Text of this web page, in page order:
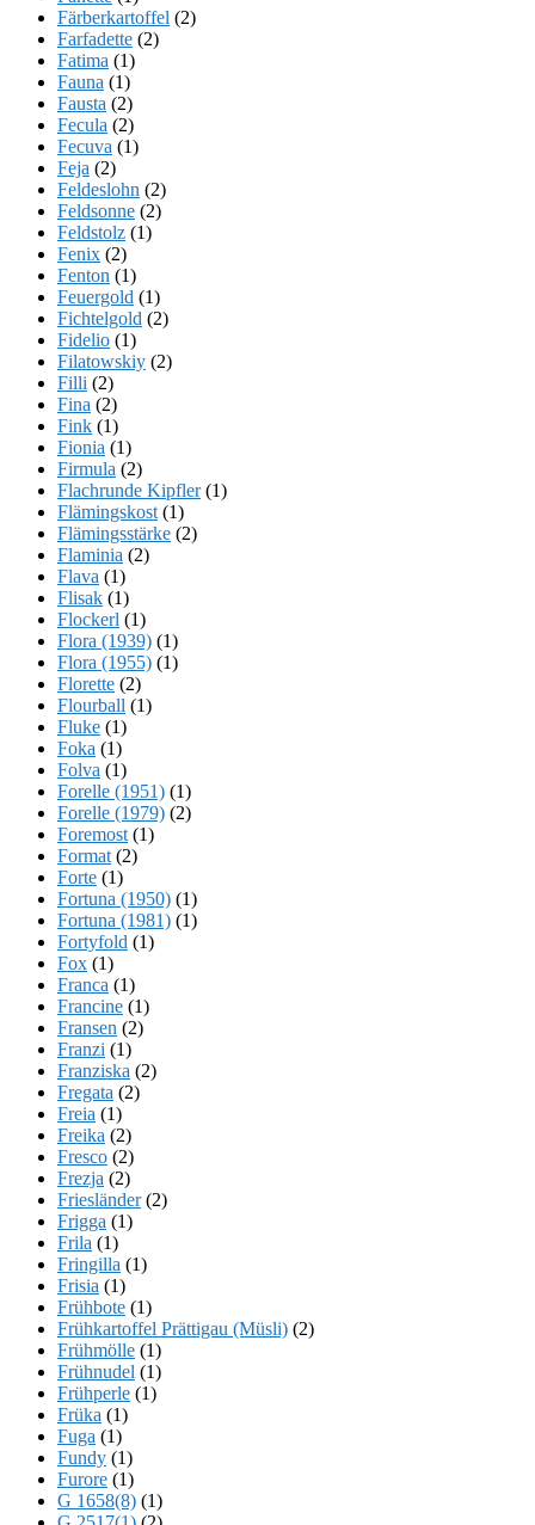
Färberkartoffel (2)
Farfadette (2)
Fatima (1)
Fauna (1)
Fausta (2)
Fecula (2)
Fecuva (1)
Feja (2)
Feldeslohn (2)
Feldsonne (2)
Feldstolz (1)
Fenix (2)
Fenton (1)
Feuergold (1)
Fichtelgold (2)
Fidelio (1)
Filatowskiy (2)
Filli (2)
Fina (2)
Fink (1)
Fionia (1)
Firmula (2)
Flachrunde Kipfler(1)
Flämingskost (1)
Flämingsstärke (2)
Flaminia (2)
Flava (1)
Flisak (1)
Flockerl (1)
Flora (1939) (1)
Flora (1955) (1)
Florette (2)
Flourball (1)
Fluke (1)
Foka (1)
Folva (1)
Forelle (1951) (1)
Forelle (1979) (2)
Foremost (1)
Format (2)
Forte (1)
Fortuna (1950) (1)
Fortuna (1981) (1)
Fortyfold (1)
Fox (1)
Franca (1)
Francine (1)
Fransen (2)
Franzi (1)
Franziska (2)
Fregata (2)
Freia (1)
Freika (2)
Fresco (2)
Frezja (2)
Friesländer(2)
Frigga (1)
Frila (1)
Fringilla (1)
Frisia (1)
Frühbote (1)
Frühkartoffel Prättigau (Müsli) (2)
Frühmölle (1)
Frühnudel (1)
Frühperle (1)
Früka (1)
Fuga (1)
Fundy (1)
Furore (1)
G 1658(8) (1)